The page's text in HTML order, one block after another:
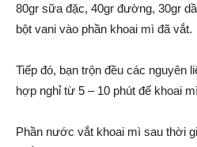
80gr sữa đặc, 40gr đường, 30gr
bột vani vào phần khoai mì đã vắt.
Tiếp đó, bạn trộn đều các nguyên
hợp nghỉ từ 5 – 10 phút để khoai
Phần nước vắt khoai mì sau thời